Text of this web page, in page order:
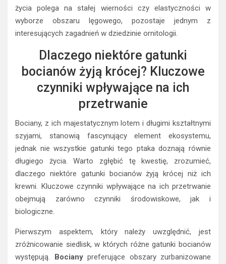
życia polega na stałej wierności czy elastyczności w
wyborze obszaru lęgowego, pozostaje jednym z
interesujących zagadnień w dziedzinie ornitologii.
Dlaczego niektóre gatunki
bocianów żyją krócej? Kluczowe
czynniki wpływające na ich
przetrwanie
Bociany, z ich majestatycznym lotem i długimi kształtnymi
szyjami, stanowią fascynujący element ekosystemu,
jednak nie wszystkie gatunki tego ptaka doznają równie
długiego życia. Warto zgłębić tę kwestię, zrozumieć,
dlaczego niektóre gatunki bocianów żyją krócej niż ich
krewni. Kluczowe czynniki wpływające na ich przetrwanie
obejmują zarówno czynniki środowiskowe, jak i
biologiczne.
Pierwszym aspektem, który należy uwzględnić, jest
zróżnicowanie siedlisk, w których różne gatunki bocianów
występują. Bocianypreferujące obszary zurbanizowane